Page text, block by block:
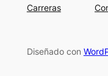
Carreras
Diseñado con